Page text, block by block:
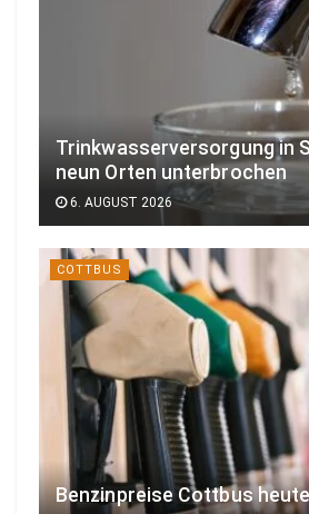
Trinkwasserversorgung in
neun Orten unterbrochen
6. AUGUST 2026
COTTBUS
Benzinpreise Cottbus